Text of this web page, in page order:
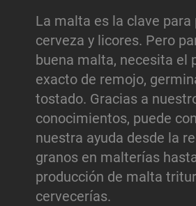
La malta es la clave para
cerveza y licores. Pero
buena malta, necesita el
exacto de remojo,
tostado. Gracias a
conocimientos, puede
nuestra ayuda desde la
granos en malterías
producción de malta
cervecerías.